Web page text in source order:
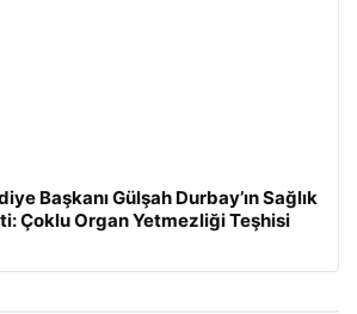
Başkanı Gülşah Durbay’ın Sağlık
Çoklu Organ Yetmezliği Teşhisi